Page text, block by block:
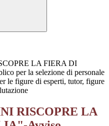
LA FIERA DI
per la selezione di personale
le figure di esperti, tutor, figure
RISCOPRE LA